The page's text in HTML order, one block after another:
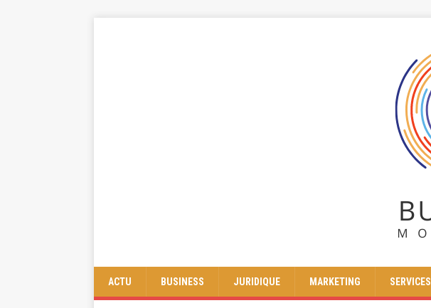
ACTU BUSINESS JURIDIQUE MARKETING SERVICES